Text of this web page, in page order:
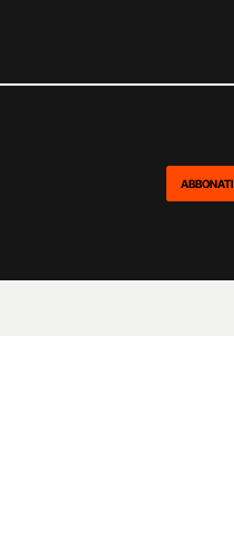
ABBONATI